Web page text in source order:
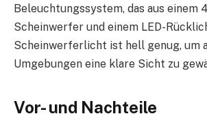
Beleuchtungssystem, das aus einem
Scheinwerfer und einem LED-
Scheinwerferlicht ist hell genug, um
Umgebungen eine klare Sicht zu
Vor- und Nachteile